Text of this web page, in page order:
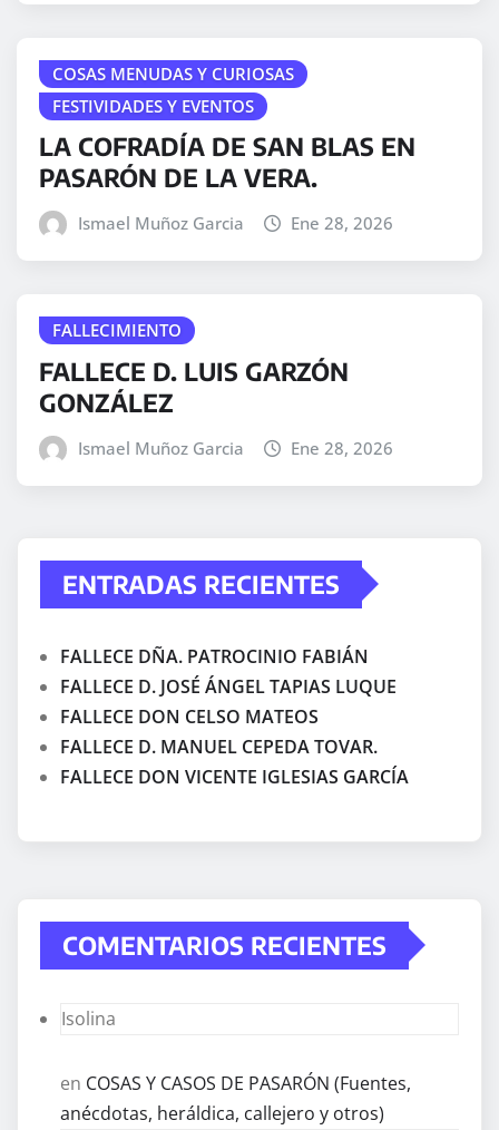
COSAS MENUDAS Y CURIOSAS
FESTIVIDADES Y EVENTOS
LA COFRADÍA DE SAN BLAS EN
PASARÓN DE LA VERA.
Ismael Muñoz Garcia Ene 28, 2026
FALLECIMIENTO
FALLECE D. LUIS GARZÓN
GONZÁLEZ
Ismael Muñoz Garcia Ene 28, 2026
ENTRADAS RECIENTES
FALLECE DÑA. PATROCINIO FABIÁN
FALLECE D. JOSÉ ÁNGEL TAPIAS LUQUE
FALLECE DON CELSO MATEOS
FALLECE D. MANUEL CEPEDA TOVAR.
FALLECE DON VICENTE IGLESIAS GARCÍA
COMENTARIOS RECIENTES
Isolina
en COSAS Y CASOS DE PASARÓN (Fuentes,
anécdotas, heráldica, callejero y otros)